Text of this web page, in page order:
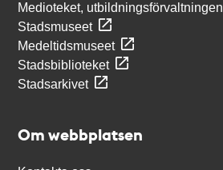
Medioteket, utbildningsförvaltningen
Stadsmuseet
Medeltidsmuseet
Stadsbiblioteket
Stadsarkivet
Om webbplatsen